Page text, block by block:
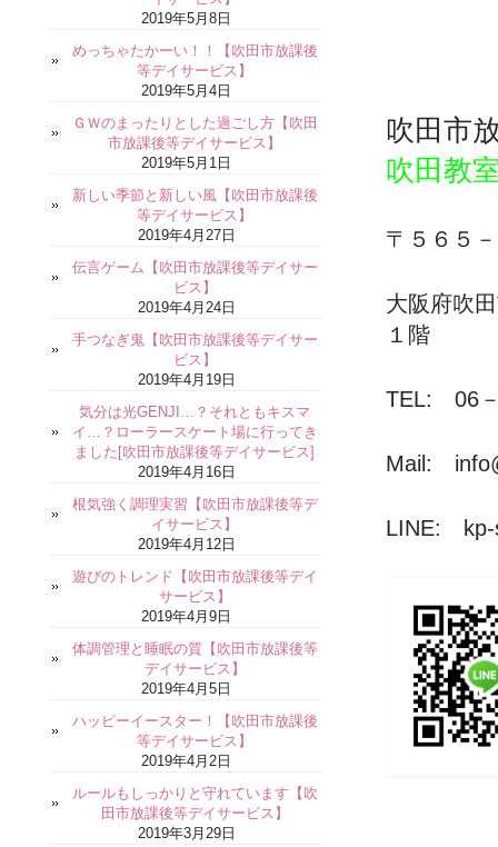
吹田市
吹田教
〒５６５
大阪府吹
１階
TEL: 06
Mail:
LINE: kp-
2019年5月8日
めっちゃたかーい！！【吹田市放課後
等デイサービス】
2019年5月4日
ＧＷのまったりとした過ごし方【吹田
市放課後等デイサービス】
2019年5月1日
新しい季節と新しい風【吹田市放課後
等デイサービス】
2019年4月27日
伝言ゲーム【吹田市放課後等デイサー
ビス】
2019年4月24日
手つなぎ鬼【吹田市放課後等デイサー
ビス】
2019年4月19日
気分は光GENJI…？それともキスマ
イ…？ローラースケート場に行ってき
ました[吹田市放課後等デイサービス]
2019年4月16日
根気強く調理実習【吹田市放課後等デ
イサービス】
2019年4月12日
遊びのトレンド【吹田市放課後等デイ
サービス】
2019年4月9日
体調管理と睡眠の質【吹田市放課後等
デイサービス】
2019年4月5日
ハッピーイースター！【吹田市放課後
等デイサービス】
2019年4月2日
ルールもしっかりと守れています【吹
田市放課後等デイサービス】
2019年3月29日